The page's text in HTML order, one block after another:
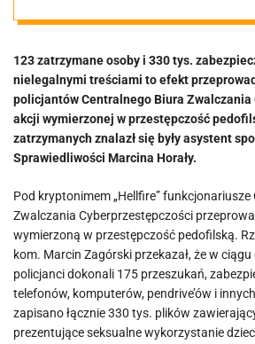
Miał
„zna
ludzi”
123 zatrzymane osoby i 330 tys.
nielegalnymi treściami to efekt
policjantów Centralnego Biura Zwalczania
akcji wymierzonej w przestępczość
zatrzymanych znalazł się były asystent
Sprawiedliwości Marcina Horały.
Pod kryptonimem „Hellfire” funkcjonariusze
Zwalczania Cyberprzestępczości
wymierzoną w przestępczość pedofilską.
kom. Marcin Zagórski przekazał, że w
policjanci dokonali 175 przeszukań,
telefonów, komputerów, pendrive’ów i
zapisano łącznie 330 tys. plików
prezentujące seksualne wykorzystanie